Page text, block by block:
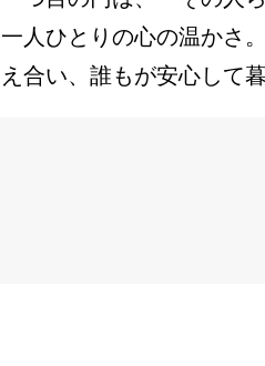
一人ひとりの心の温かさ
え合い、誰もが安心して